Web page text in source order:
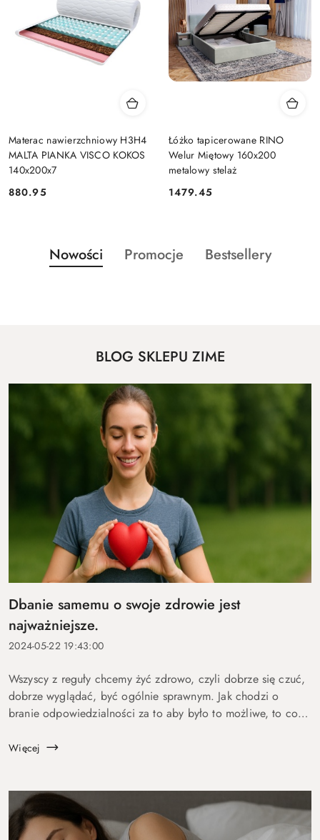
Materac nawierzchniowy H3H4
MALTA PIANKA VISCO KOKOS
140x200x7
Cena:
880.95
Łóżko tapicerowane RINO
Welur Miętowy 160x200
metalowy stelaż
Cena:
1479.45
Pomiń karuzelę produktów
Produkty
o
Nowości
Produkty
Promocje
Produkty
Bestsellery
BLOG SKLEPU ZIME
Dbanie samemu o swoje zdrowie jest
najważniejsze.
2024-05-22 19:43:00
Wszyscy z reguły chcemy żyć zdrowo, czyli dobrze się czuć,
dobrze wyglądać, być ogólnie sprawnym. Jak chodzi o
branie odpowiedzialności za to aby było to możliwe, to co
tego są medycy, di...
Więcej